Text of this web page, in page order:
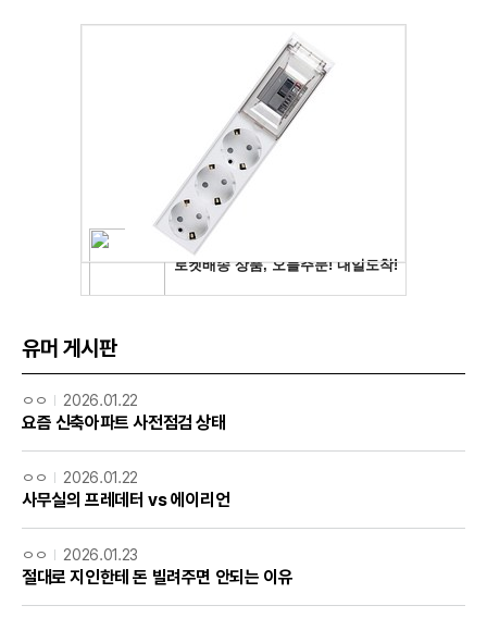
유머 게시판
ㅇㅇ 2026.01.22
요즘 신축아파트 사전점검 상태
ㅇㅇ 2026.01.22
사무실의 프레데터 vs 에이리언
ㅇㅇ 2026.01.23
절대로 지인한테 돈 빌려주면 안되는 이유